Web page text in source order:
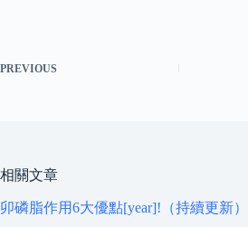
PREVIOUS
相關文章
卯磷脂作用6大優點[year]!（持續更新）